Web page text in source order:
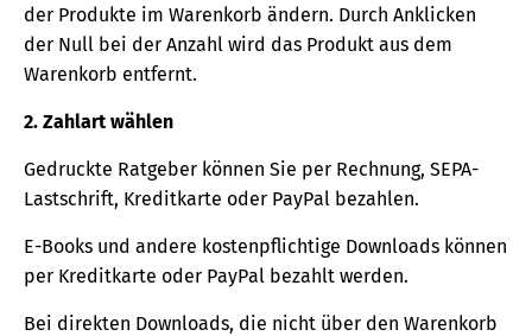
der Produkte im Warenkorb ändern. Durch Anklicken
der Null bei der Anzahl wird das Produkt aus dem
Warenkorb entfernt.
2. Zahlart wählen
Gedruckte Ratgeber können Sie per Rechnung, SEPA-
Lastschrift, Kreditkarte oder PayPal bezahlen.
E-Books und andere kostenpflichtige Downloads können
per Kreditkarte oder PayPal bezahlt werden.
Bei direkten Downloads, die nicht über den Warenkorb